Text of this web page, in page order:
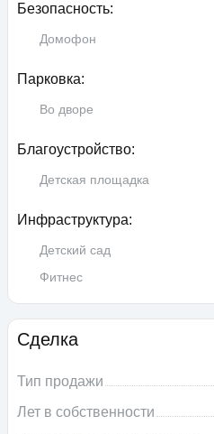
Безопасность:
Домофон
Парковка:
Во дворе
Благоустройство:
Детская площадка
Инфраструктура:
Детский сад
Фитнес
Сделка
Тип продажи
Лет в собственности